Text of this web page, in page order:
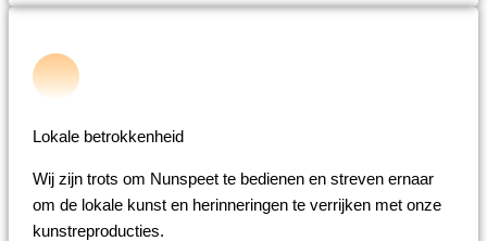
Lokale betrokkenheid
Wij zijn trots om Nunspeet te bedienen en streven ernaar
om de lokale kunst en herinneringen te verrijken met onze
kunstreproducties.